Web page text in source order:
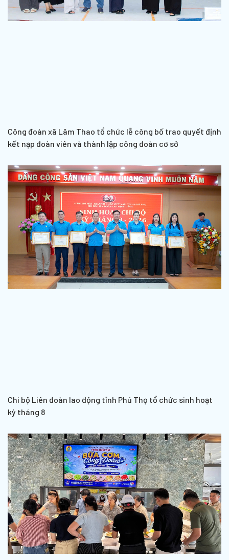
Công đoàn xã Lâm Thao tổ chức lễ công bố trao quyết định
kết nạp đoàn viên và thành lập công đoàn cơ sở
Chi bộ Liên đoàn lao động tỉnh Phú Thọ tổ chức sinh hoạt
kỳ tháng 8